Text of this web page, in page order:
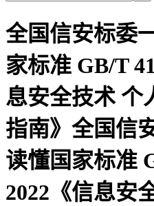
全国信安标委
家标准 GB/T
息安全技术 个
指南》全国信
读懂国家标准
2022《信息安